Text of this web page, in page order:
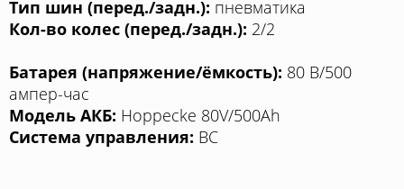
Тип шин (перед./задн.): пневматика
Кол-во колес (перед./задн.): 2/2
Батарея (напряжение/ёмкость): 80 В/500
ампер-час
Модель АКБ: Hoppecke 80V/500Ah
Система управления: BC